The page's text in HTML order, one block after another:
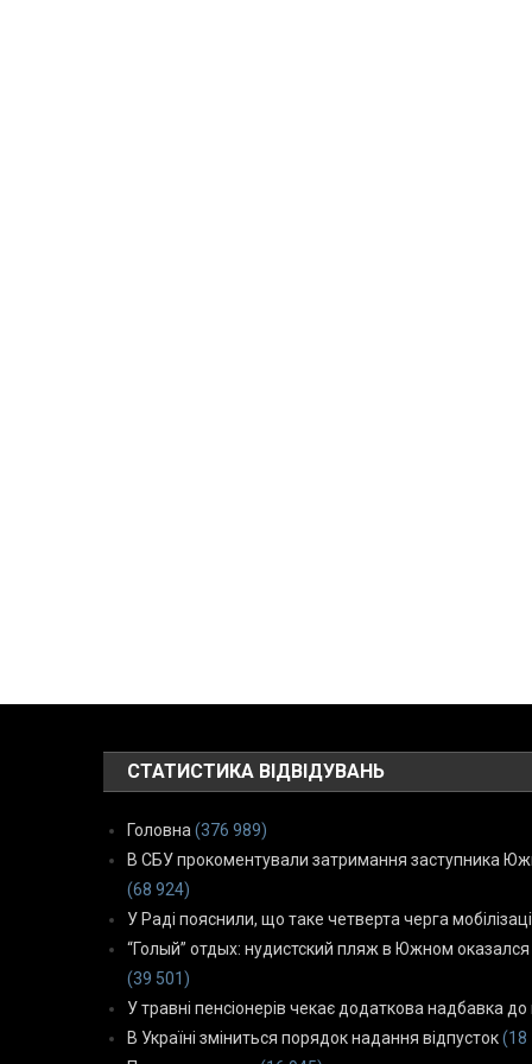
СТАТИСТИКА ВІДВІДУВАНЬ
Головна (376 989)
В СБУ прокоментували затримання заступника
(68 924)
У Раді пояснили, що таке четверта черга
“Голый” отдых: нудистский пляж в Южном
(39 501)
У травні пенсіонерів чекає додаткова надбавка до
В Україні зміниться порядок надання відпусток (18